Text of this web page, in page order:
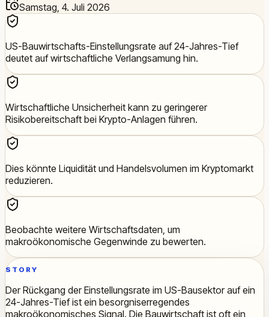
Samstag, 4. Juli 2026
US-Bauwirtschafts-Einstellungsrate auf 24-Jahres-Tief
deutet auf wirtschaftliche Verlangsamung hin.
Wirtschaftliche Unsicherheit kann zu geringerer
Risikobereitschaft bei Krypto-Anlagen führen.
Dies könnte Liquidität und Handelsvolumen im Kryptomarkt
reduzieren.
Beobachte weitere Wirtschaftsdaten, um
makroökonomische Gegenwinde zu bewerten.
STORY
Der Rückgang der Einstellungsrate im US-Bausektor auf ein
24-Jahres-Tief ist ein besorgniserregendes
makroökonomisches Signal. Die Bauwirtschaft ist oft ein